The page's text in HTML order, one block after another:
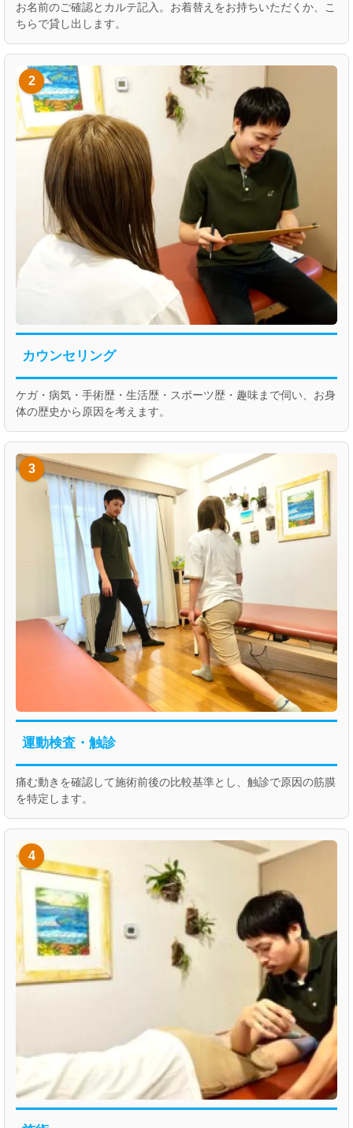
お名前のご確認とカルテ記入。お着替えをお持ちいただくか、こ
ちらで貸し出します。
2
カウンセリング
ケガ・病気・手術歴・生活歴・スポーツ歴・趣味まで伺い、お身
体の歴史から原因を考えます。
3
運動検査・触診
痛む動きを確認して施術前後の比較基準とし、触診で原因の筋膜
を特定します。
4